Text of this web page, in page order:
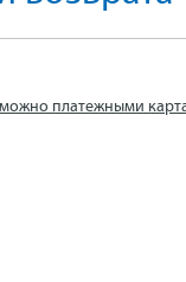
платежными